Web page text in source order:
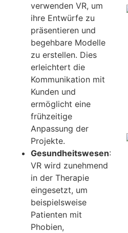
verwenden VR, um
ihre Entwürfe zu
präsentieren und
begehbare Modelle
zu erstellen. Dies
erleichtert die
Kommunikation mit
Kunden und
ermöglicht eine
frühzeitige
Anpassung der
Projekte.
Gesundheitswesen:
VR wird zunehmend
in der Therapie
eingesetzt, um
beispielsweise
Patienten mit
Phobien,